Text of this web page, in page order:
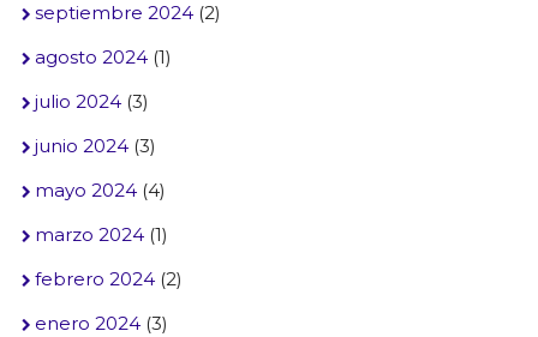
septiembre 2024(2)
agosto 2024(1)
julio 2024(3)
junio 2024(3)
mayo 2024(4)
marzo 2024(1)
febrero 2024(2)
enero 2024(3)